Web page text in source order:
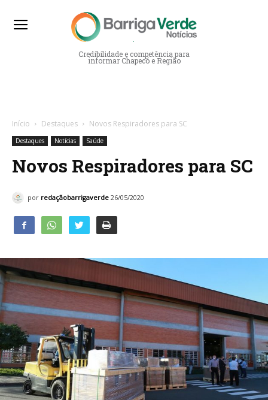
Barriga Verde Notícias
Credibilidade e competência para
informar Chapecó e Região
Início Destaques Novos Respiradores para SC
Destaques Notícias Saúde
Novos Respiradores para SC
por redaçãobarrigaverde 26/05/2020